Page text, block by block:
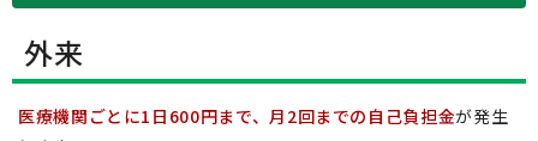
外来
医療機関ごとに1日600円まで、月2回までの自己負担金が発生